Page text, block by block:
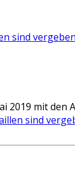
sind
2019 mit den
sind